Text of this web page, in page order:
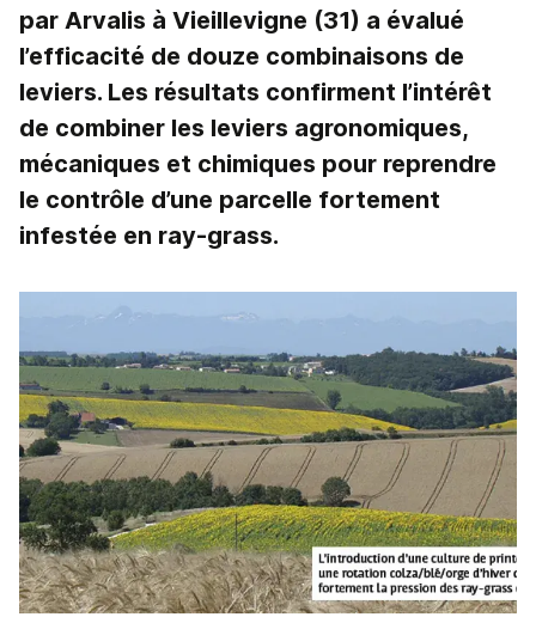
par Arvalis à Vieillevigne (31) a évalué
l’efficacité de douze combinaisons de
leviers. Les résultats confirment l’intérêt
de combiner les leviers agronomiques,
mécaniques et chimiques pour reprendre
le contrôle d’une parcelle fortement
infestée en ray-grass.